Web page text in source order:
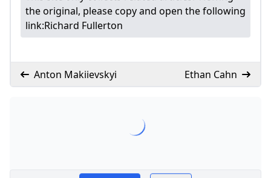
the original, please copy and open the following
link:Richard Fullerton
Anton Makiievskyi Ethan Cahn